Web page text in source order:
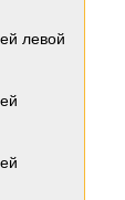
левой